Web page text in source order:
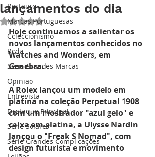
Restauro
Marcas Portuguesas
Coleccionismo
Roda
Série Grandes Marcas
Opinião
Entrevista
Destaque Principal
Série Solares
Série Grandes Complicações
lançamentos do dia
Avaliado com NaN de 5 estrelas.
Hoje continuamos a salientar os
novos lançamentos conhecidos no
Watches and Wonders, em
Genebra.
A Rolex lançou um modelo em
platina na coleção Perpetual 1908
com um mostrador "azul gelo" e
caixa em platina, a Ulysse Nardin
lançou o "Freak S Nomad", com
design futurista e movimento